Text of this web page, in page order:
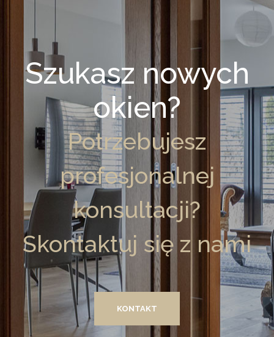
Szukasz nowych
okien?
Potrzebujesz
profesjonalnej
konsultacji?
Skontaktuj się z nami
KONTAKT